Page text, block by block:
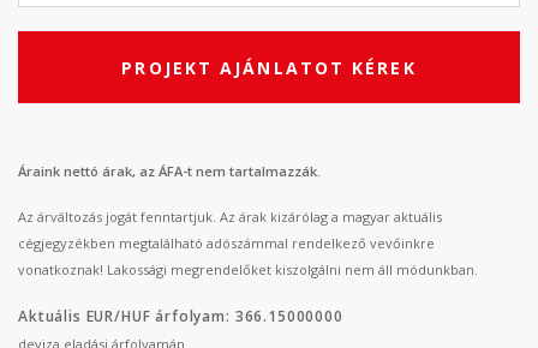
PROJEKT AJÁNLATOT KÉREK
Áraink nettó árak, az ÁFA-t nem tartalmazzák.
Az árváltozás jogát fenntartjuk. Az árak kizárólag a magyar aktuális
cégjegyzékben megtalálható adószámmal rendelkező vevőinkre
vonatkoznak! Lakossági megrendelőket kiszolgálni nem áll módunkban.
Aktuális EUR/HUF árfolyam: 366.15000000
deviza eladási árfolyamán